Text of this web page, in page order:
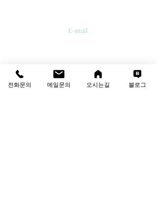
E-mail
Contact us
T:02-6081-8700
F:02-6081-8701
전화문의 메일문의 오시는길 블로그